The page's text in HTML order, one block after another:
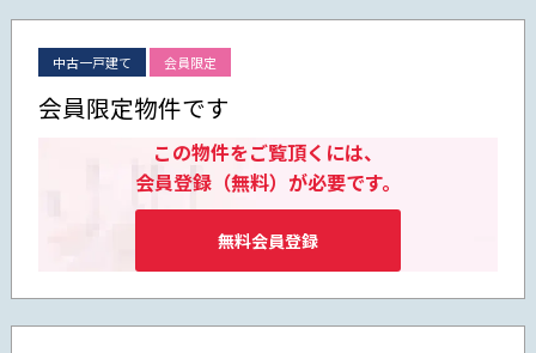
中古一戸建て 会員限定
会員限定物件です
この物件をご覧頂くには、
会員登録（無料）が必要です。
無料会員登録